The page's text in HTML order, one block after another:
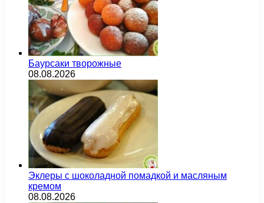
Баурсаки творожные
08.08.2026
Эклеры с шоколадной помадкой и масляным
кремом
08.08.2026